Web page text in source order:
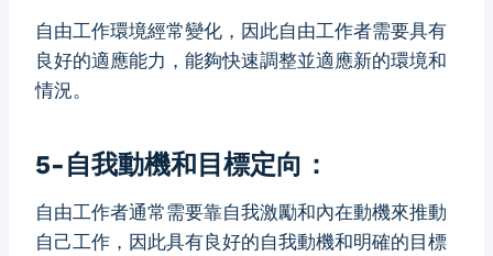
自由工作環境經常變化，因此自由工作者需要具有
良好的適應能力，能夠快速調整並適應新的環境和
情況。
5-自我動機和目標定向：
自由工作者通常需要靠自我激勵和內在動機來推動
自己工作，因此具有良好的自我動機和明確的目標